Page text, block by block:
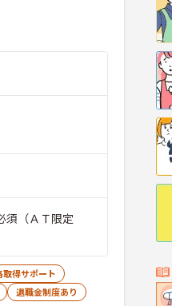
（ＡＴ限定
取得サポート
退職金制度あり